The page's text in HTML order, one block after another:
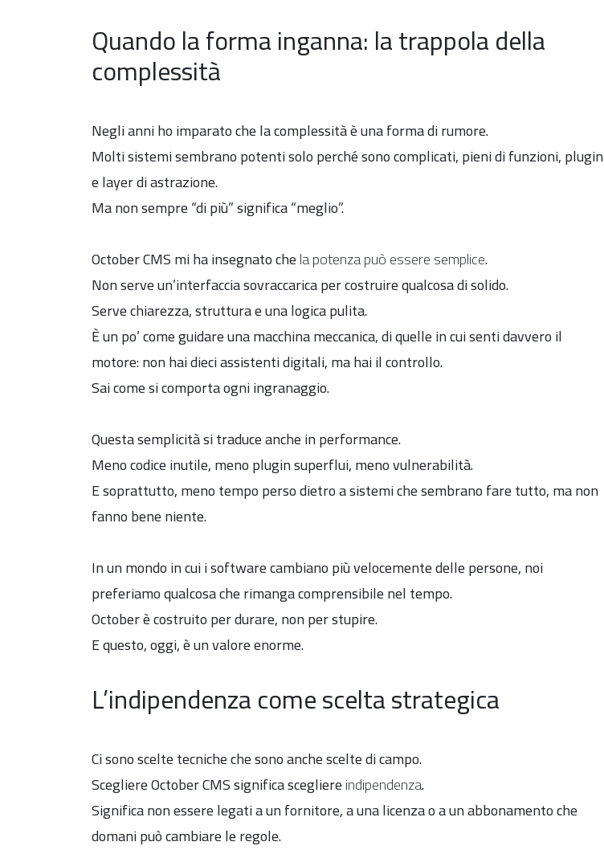
Quando la forma inganna: la trappola della
complessità
Negli anni ho imparato che la complessità è una forma di rumore.
Molti sistemi sembrano potenti solo perché sono complicati, pieni di funzioni, plugin
e layer di astrazione.
Ma non sempre “di più” significa “meglio”.
October CMS mi ha insegnato chela potenza può essere semplice.
Non serve un’interfaccia sovraccarica per costruire qualcosa di solido.
Serve chiarezza, struttura e una logica pulita.
È un po’ come guidare una macchina meccanica, di quelle in cui senti davvero il
motore: non hai dieci assistenti digitali, ma hai il controllo.
Sai come si comporta ogni ingranaggio.
Questa semplicità si traduce anche in performance.
Meno codice inutile, meno plugin superflui, meno vulnerabilità.
E soprattutto, meno tempo perso dietro a sistemi che sembrano fare tutto, ma non
fanno bene niente.
In un mondo in cui i software cambiano più velocemente delle persone, noi
preferiamo qualcosa che rimanga comprensibile nel tempo.
October è costruito per durare, non per stupire.
E questo, oggi, è un valore enorme.
L’indipendenza come scelta strategica
Ci sono scelte tecniche che sono anche scelte di campo.
Scegliere October CMS significa scegliereindipendenza.
Significa non essere legati a un fornitore, a una licenza o a un abbonamento che
domani può cambiare le regole.